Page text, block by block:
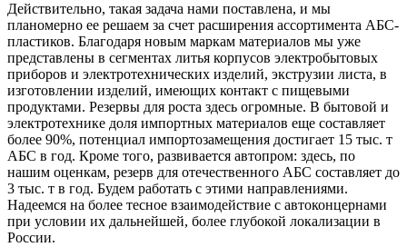
Действительно, такая задача нами поставлена, и мы
планомерно ее решаем за счет расширения ассортимента АБС-
пластиков. Благодаря новым маркам материалов мы уже
представлены в сегментах литья корпусов электробытовых
приборов и электротехнических изделий, экструзии листа, в
изготовлении изделий, имеющих контакт с пищевыми
продуктами. Резервы для роста здесь огромные. В бытовой и
электротехнике доля импортных материалов еще составляет
более 90%, потенциал импортозамещения достигает 15 тыс. т
АБС в год. Кроме того, развивается автопром: здесь, по
нашим оценкам, резерв для отечественного АБС составляет до
3 тыс. т в год. Будем работать с этими направлениями.
Надеемся на более тесное взаимодействие с автоконцернами
при условии их дальнейшей, более глубокой локализации в
России.